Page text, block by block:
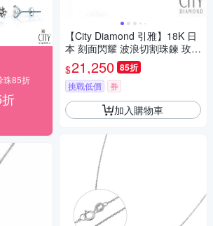
珠85折
【City Diamond 引雅】18K 日
本 刻面閃耀 波浪切割珠鍊 玫瑰
金 手鍊 (東京Yuki表參道系列)
$21,250 85折
挑戰低價 券
加入購物車